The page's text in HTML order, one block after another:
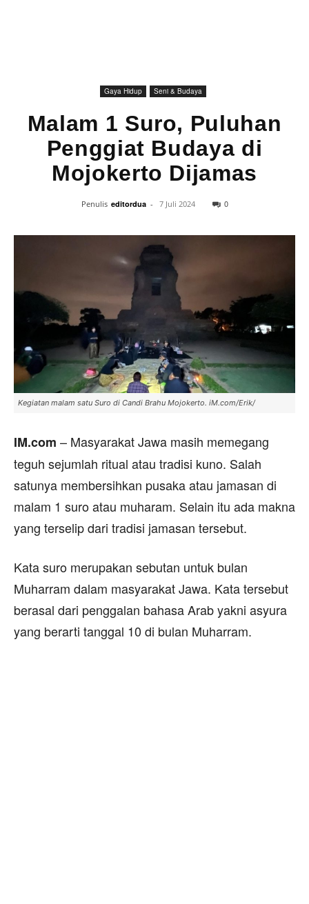
Gaya Hidup Seni & Budaya
Malam 1 Suro, Puluhan
Penggiat Budaya di
Mojokerto Dijamas
Penulis editordua - 7 Juli 2024 0
Kegiatan malam satu Suro di Candi Brahu Mojokerto. iM.com/Erik/
IM.com – Masyarakat Jawa masih memegang
teguh sejumlah ritual atau tradisi kuno. Salah
satunya membersihkan pusaka atau jamasan di
malam 1 suro atau muharam. Selain itu ada makna
yang terselip dari tradisi jamasan tersebut.
Kata suro merupakan sebutan untuk bulan
Muharram dalam masyarakat Jawa. Kata tersebut
berasal dari penggalan bahasa Arab yakni asyura
yang berarti tanggal 10 di bulan Muharram.